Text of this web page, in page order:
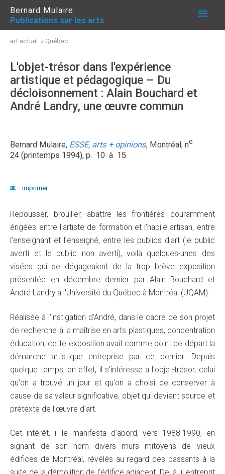
Bernard Mulaire
Publications sur les arts
PUBLICATIONS
À PROPOS
ME JOINDRE
art actuel Québec
L'objet-trésor dans l'expérience
artistique et pédagogique – Du
décloisonnement : Alain Bouchard et
André Landry, une œuvre commun
Bernard Mulaire, ESSE, arts + opinions, Montréal, no
24 (printemps 1994), p. 10 à 15.
imprimer
Repousser, brouiller, abattre les frontières couramment
érigées entre l'artiste de formation et l'habile artisan, entre
l'enseignant et l'enseigné, entre les publics d'art (le public
averti et le public non averti), voilà quelques-unes des
visées qui se dégageaient de la trop brève exposition
présentée en décembre dernier par Alain Bouchard et
André Landry à l'Université du Québec à Montréal (UQAM).
Réalisée à l'instigation d'André, dans le cadre de son projet
de recherche à la maîtrise en arts plastiques, concentration
éducation, cette exposition avait comme point de départ la
démarche artistique entreprise par ce dernier. Depuis
quelque temps, en effet, il s'intéresse à l'objet-trésor, celui
qu'on a trouvé un jour et qu'on a choisi de conserver à
cause de sa valeur significative, objet qui devient source et
prétexte de l'œuvre d'art.
Cet intérêt, il le manifesta d'abord, vers 1988-1990, en
signant de son nom divers murs mitoyens de vieux
édifices de Montréal, révélés au regard des passants à la